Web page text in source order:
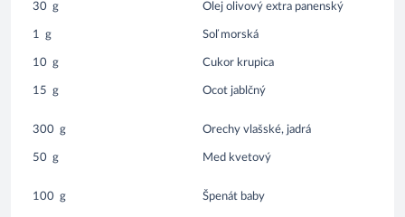
30 g Olej olivový extra panenský
1 g Soľ morská
10 g Cukor krupica
15 g Ocot jablčný
300 g Orechy vlašské, jadrá
50 g Med kvetový
100 g Špenát baby